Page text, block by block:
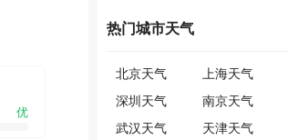
优
热门城市天气
北京天气 上海天气
深圳天气
南京天气
武汉天气
天津天气